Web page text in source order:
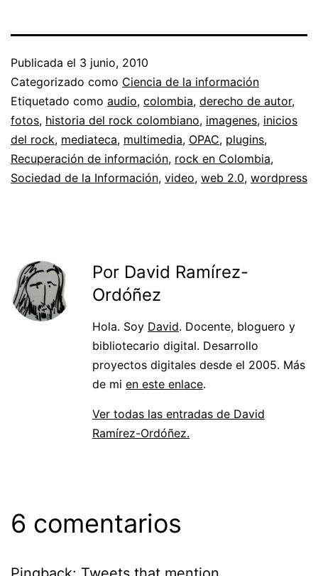
Publicada el 3 junio, 2010
Categorizado como Ciencia de la información
Etiquetado como audio, colombia, derecho de autor,
fotos, historia del rock colombiano, imagenes, inicios
del rock, mediateca, multimedia, OPAC, plugins,
Recuperación de información, rock en Colombia,
Sociedad de la Información, video, web 2.0, wordpress
Por David Ramírez-
Ordóñez
Hola. Soy David. Docente, bloguero y
bibliotecario digital. Desarrollo
proyectos digitales desde el 2005. Más
de mi en este enlace.
Ver todas las entradas de David
Ramírez-Ordóñez.
6 comentarios